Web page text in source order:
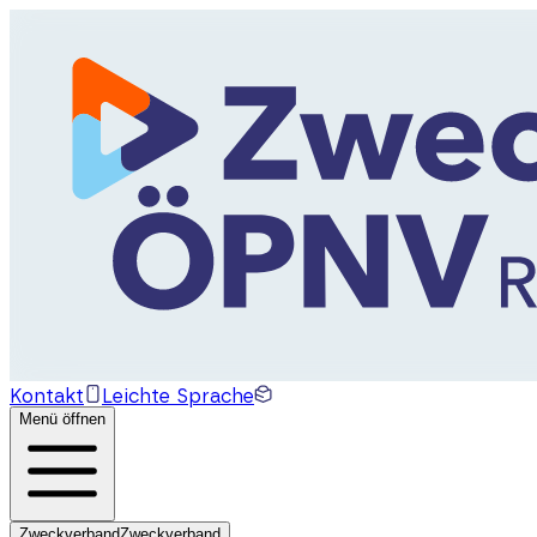
Kontakt Leichte Sprache
Menü öffnen